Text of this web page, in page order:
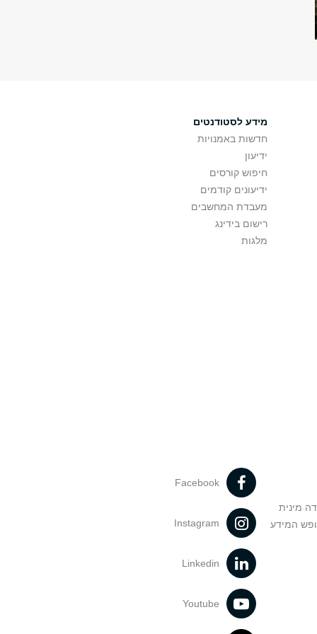
מידע לסטודנטים
חדשות באמנויות
ידיעון
חיפוש קורסים
ידיעונים קודמים
מעבדת המחשבים
רישום בידינג
מלגות
מינית
המידע
Facebook
Instagram
Linkedin
Youtube